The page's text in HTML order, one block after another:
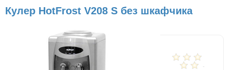
Кулер HotFrost V208 S без шкафчика
-